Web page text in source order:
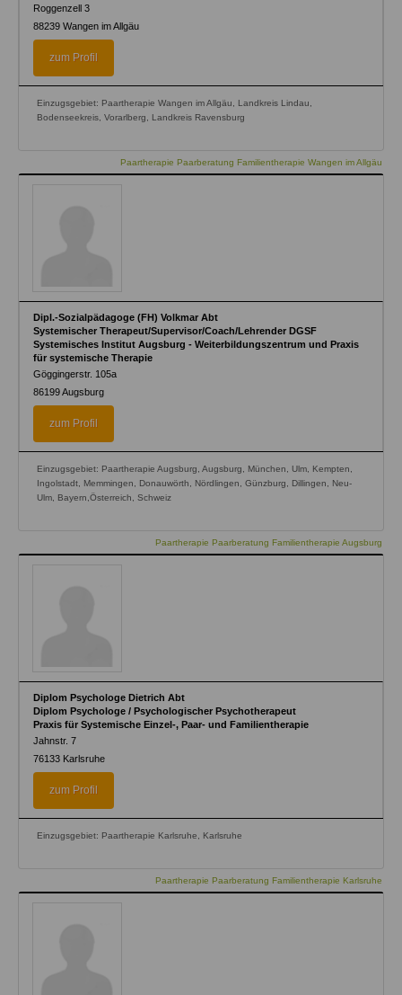
Roggenzell 3
88239 Wangen im Allgäu
zum Profil
Einzugsgebiet: Paartherapie Wangen im Allgäu, Landkreis Lindau,
Bodenseekreis, Vorarlberg, Landkreis Ravensburg
Paartherapie Paarberatung Familientherapie Wangen im Allgäu
Dipl.-Sozialpädagoge (FH) Volkmar Abt
Systemischer Therapeut/Supervisor/Coach/Lehrender DGSF
Systemisches Institut Augsburg - Weiterbildungszentrum und Praxis
für systemische Therapie
Göggingerstr. 105a
86199Augsburg
zum Profil
Einzugsgebiet: Paartherapie Augsburg, Augsburg, München, Ulm, Kempten,
Ingolstadt, Memmingen, Donauwörth, Nördlingen, Günzburg, Dillingen, Neu-
Ulm, Bayern,Österreich, Schweiz
Paartherapie Paarberatung Familientherapie Augsburg
Diplom Psychologe Dietrich Abt
Diplom Psychologe / Psychologischer Psychotherapeut
Praxis für Systemische Einzel-, Paar- und Familientherapie
Jahnstr. 7
76133 Karlsruhe
zum Profil
Einzugsgebiet: Paartherapie Karlsruhe, Karlsruhe
Paartherapie Paarberatung Familientherapie Karlsruhe